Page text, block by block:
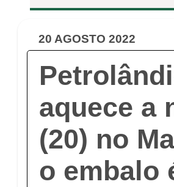
20 AGOSTO 2022
aquece a
(20) no
o embalo